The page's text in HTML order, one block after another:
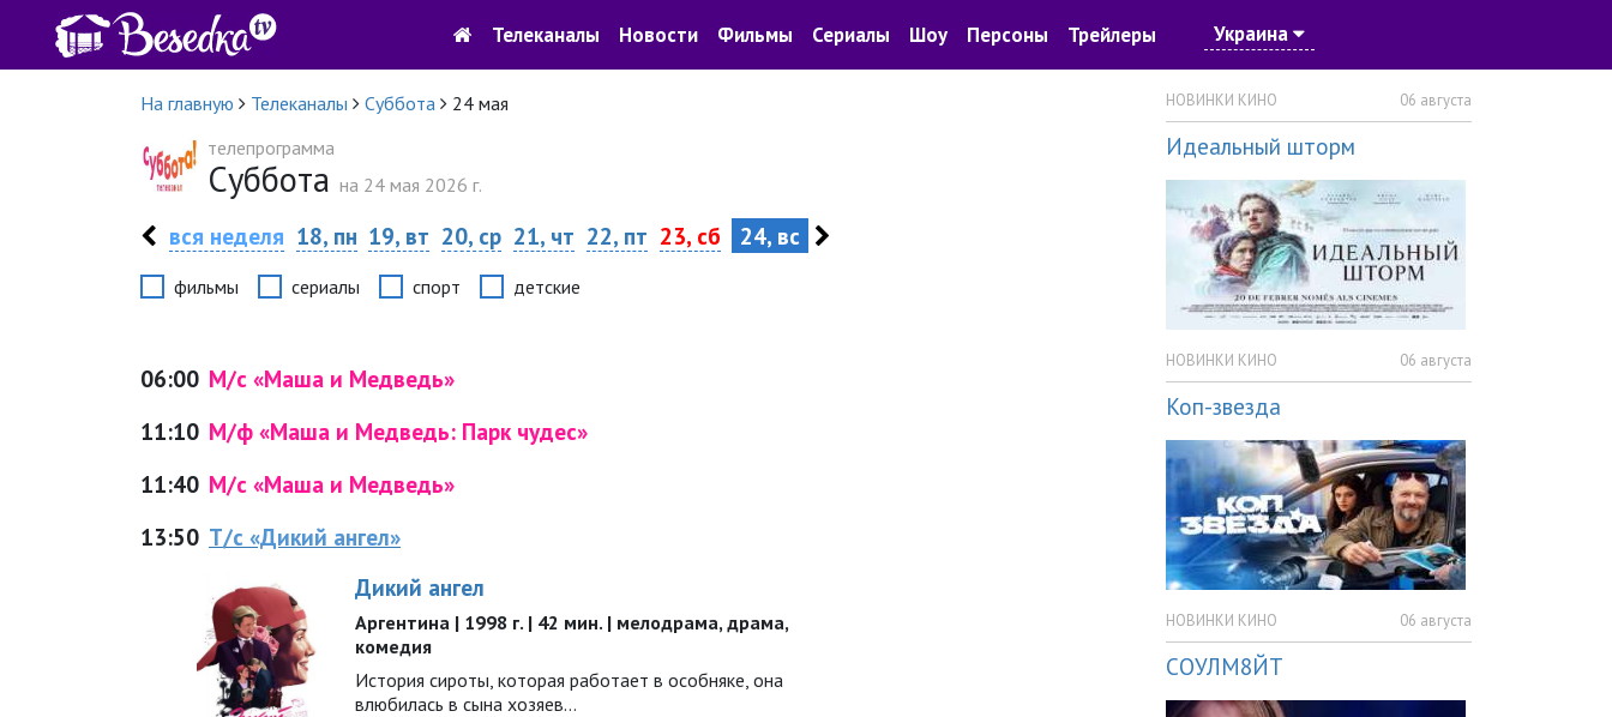
Телеканалы Новости Фильмы Сериалы Шоу Персоны Трейлеры Украина
На главную Телеканалы Суббота
24 мая
телепрограмма
Суббота на 24 мая 2026 г.
вся неделя 18, пн 19, вт 20, ср 21, чт 22, пт 23, сб 24, вс
фильмы сериалы спорт детские
06:00 М/с «Маша и Медведь»
11:10 М/ф «Маша и Медведь: Парк чудес»
11:40 М/с «Маша и Медведь»
13:50 Т/с «Дикий ангел»
Дикий ангел
Аргентина | 1998 г. | 42 мин. | мелодрама, драма,
комедия
История сироты, которая работает в особняке, она
влюбилась в сына хозяев…
НОВИНКИ КИНО 06 августа
Идеальный шторм
НОВИНКИ КИНО 06 августа
Коп-звезда
НОВИНКИ КИНО 06 августа
СОУЛМ8ЙТ